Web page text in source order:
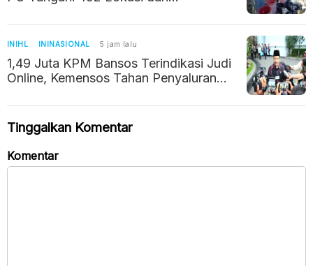
INIHL ININASIONAL 5 jam lalu
1,49 Juta KPM Bansos Terindikasi Judi
Online, Kemensos Tahan Penyaluran
Tinggalkan Komentar
Komentar